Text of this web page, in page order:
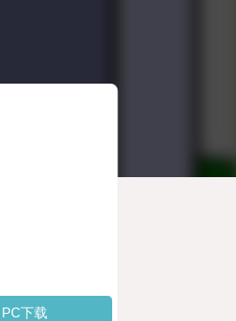
PC下载